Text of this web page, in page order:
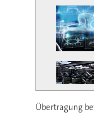
Übertragung